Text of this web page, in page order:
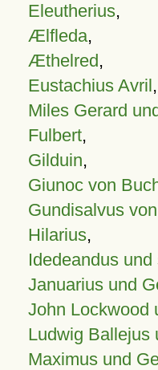
Eleutherius,
Ælfleda,
Æthelred,
Eustachius Avril,
Miles Gerard
Fulbert,
Gilduin,
Giunoc von
Gundisalvus
Hilarius,
Idedeandus
Januarius und
John Lockwood
Ludwig Ballejus
Maximus und